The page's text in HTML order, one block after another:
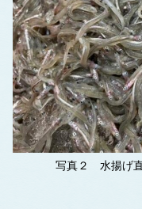
写真２ 水揚げ直